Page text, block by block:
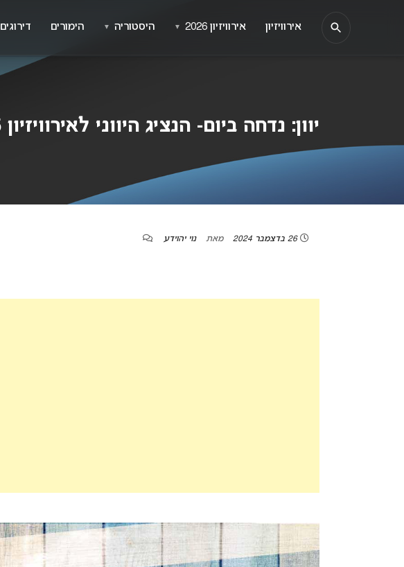
יוון: נדחה ביום- הנציג היווני לאירוויזיון 2025 ייבחר ב-30 בינואר
26 בדצמבר 2024 מאת נוי יהוידע
אירוויזיון אירוויזיון 2026 ▼ היסטוריה ▼ הימורים דירוגים